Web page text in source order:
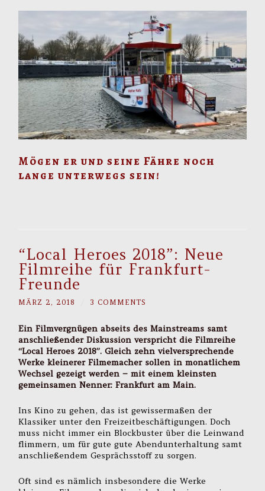
Mögen er und seine Fähre noch
lange unterwegs sein!
“Local Heroes 2018”: Neue
Filmreihe für Frankfurt-
Freunde
MÄRZ 2, 2018 3 COMMENTS
Ein Filmvergnügen abseits des Mainstreams samt
anschließender Diskussion verspricht die Filmreihe
“Local Heroes 2018”. Gleich zehn vielversprechende
Werke kleinerer Filmemacher sollen in monatlichem
Wechsel gezeigt werden – mit einem kleinsten
gemeinsamen Nenner: Frankfurt am Main.
Ins Kino zu gehen, das ist gewissermaßen der
Klassiker unter den Freizeitbeschäftigungen. Doch
muss nicht immer ein Blockbuster über die Leinwand
flimmern, um für gute gute Abendunterhaltung samt
anschließendem Gesprächsstoff zu sorgen.
Oft sind es nämlich insbesondere die Werke